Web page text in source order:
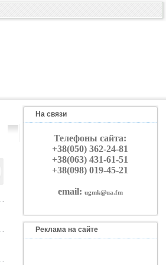
На связи
Телефоны сайта:
+38(050) 362-24-81
+38(063) 431-61-51
+38(098) 019-45-21
email: ugmk@ua.fm
Реклама на сайте